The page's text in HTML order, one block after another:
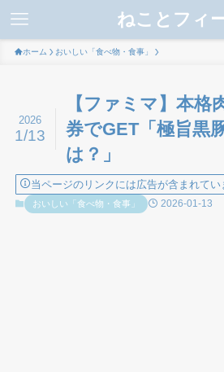
ねことフィ
ホーム おいしい「食べ物・食事」
【ファミマ】本格
券でGET「極旨黒
は？」
2026
1/13
当ページのリンクには広告が含まれてい
おいしい「食べ物・食事」 2026-01-13